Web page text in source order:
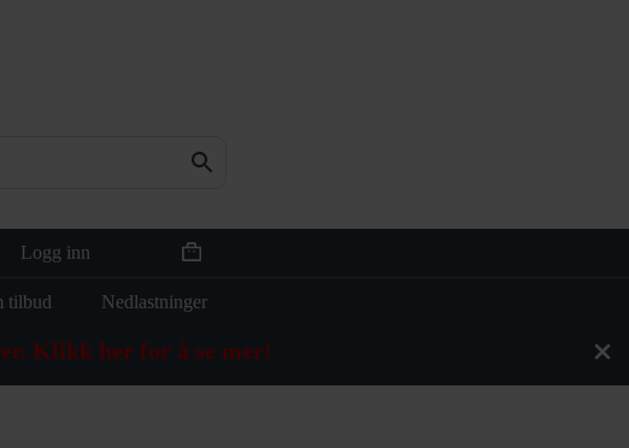
Klikk her for å se mer!
Logg inn Handlekurv
tilbud Nedlastninger